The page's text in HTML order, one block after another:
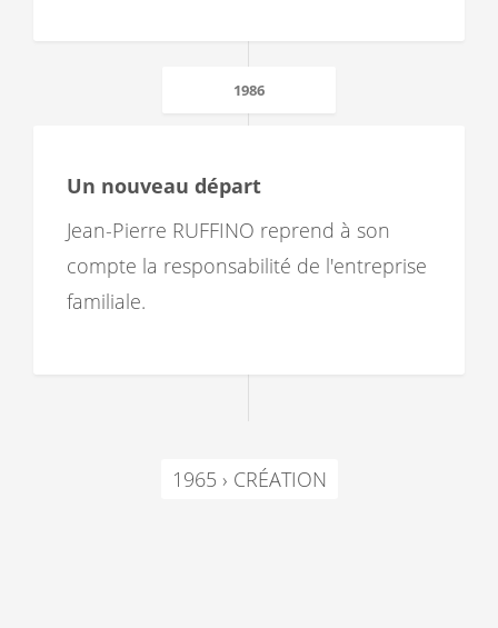
1986
Un nouveau départ
Jean-Pierre RUFFINO reprend à son
compte la responsabilité de l'entreprise
familiale.
1965 › CRÉATION